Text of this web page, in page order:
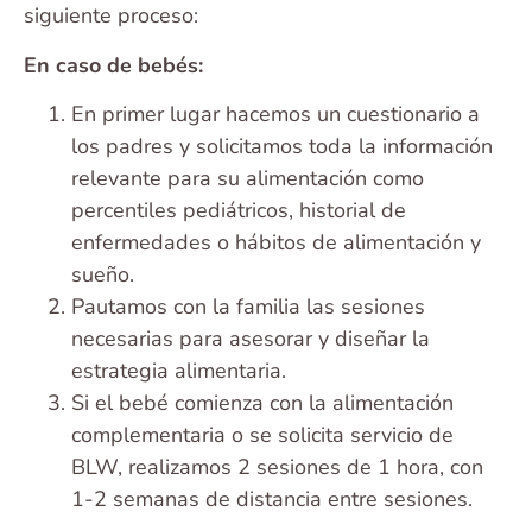
siguiente proceso:
En caso de bebés:
En primer lugar hacemos un cuestionario a
los padres y solicitamos toda la información
relevante para su alimentación como
percentiles pediátricos, historial de
enfermedades o hábitos de alimentación y
sueño.
Pautamos con la familia las sesiones
necesarias para asesorar y diseñar la
estrategia alimentaria.
Si el bebé comienza con la alimentación
complementaria o se solicita servicio de
BLW, realizamos 2 sesiones de 1 hora, con
1-2 semanas de distancia entre sesiones.